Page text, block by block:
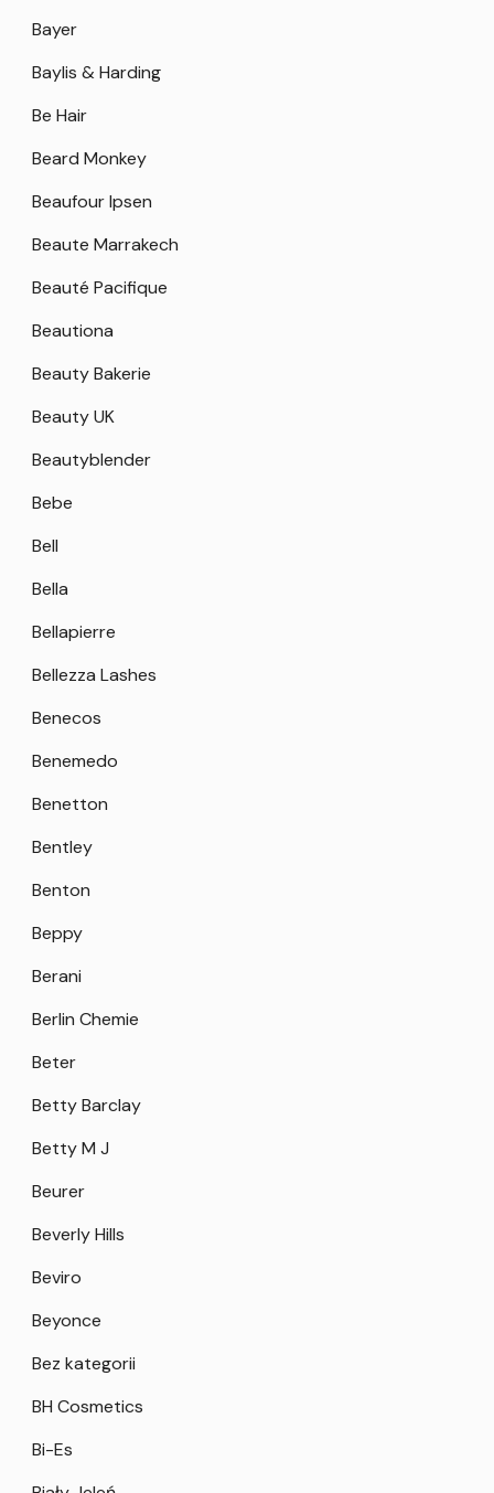
Bayer
Baylis & Harding
Be Hair
Beard Monkey
Beaufour Ipsen
Beaute Marrakech
Beauté Pacifique
Beautiona
Beauty Bakerie
Beauty UK
Beautyblender
Bebe
Bell
Bella
Bellapierre
Bellezza Lashes
Benecos
Benemedo
Benetton
Bentley
Benton
Beppy
Berani
Berlin Chemie
Beter
Betty Barclay
Betty M J
Beurer
Beverly Hills
Beviro
Beyonce
Bez kategorii
BH Cosmetics
Bi-Es